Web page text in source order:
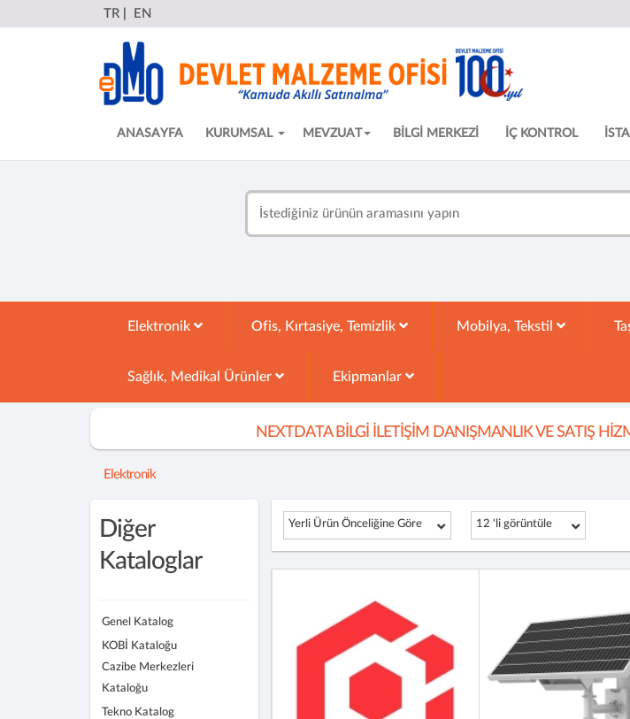
TR EN
ANASAYFA KURUMSAL MEVZUAT BİLGİ MERKEZİ İÇ KONTROL
Elektronik Ofis, Kırtasiye, Temizlik Mobilya, Tekstil
Sağlık, Medikal Ürünler Ekipmanlar
NEXTDATA BİLGİ İLETİŞİM DANIŞMANLIK VE SATIŞ
Elektronik
Diğer
Kataloglar
Genel Katalog
KOBİ Kataloğu
Cazibe Merkezleri
Kataloğu
Tekno Katalog
Yerli Ürün Önceliğine Göre 12 'li görüntüle